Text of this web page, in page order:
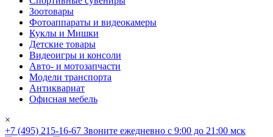
Зоотовары
Фотоаппараты и видеокамеры
Куклы и Мишки
Детские товары
Видеоигры и консоли
Авто- и мотозапчасти
Модели транспорта
Антиквариат
Офисная мебель
×
+7 (495) 215-16-67 Звоните ежедневно с 9:00 до 21:00 мск